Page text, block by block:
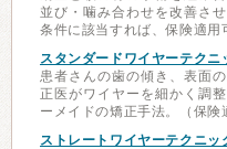
並び・噛み合わせを改善さ
条件に該当すれば、保険適用
スタンダードワイヤーテクニ
患者さんの歯の傾き、表面
正医がワイヤーを細かく調
ーメイドの矯正手法。（保険
ストレートワイヤーテクニッ